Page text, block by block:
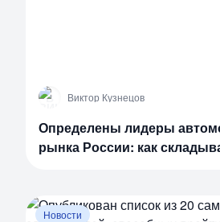
В Виктор Кузнецов
Определены лидеры
рынка России: как
Новости